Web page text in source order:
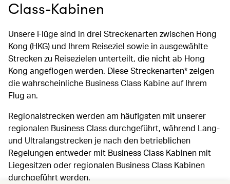
Class-Kabinen
Unsere Flüge sind in drei Streckenarten zwischen Hong
Kong (HKG) und Ihrem Reiseziel sowie in ausgewählte
Strecken zu Reisezielen unterteilt, die nicht ab Hong
Kong angeflogen werden. Diese Streckenarten* zeigen
die wahrscheinliche Business Class Kabine auf Ihrem
Flug an.
Regionalstrecken werden am häufigsten mit unserer
regionalen Business Class durchgeführt, während Lang-
und Ultralangstrecken je nach den betrieblichen
Regelungen entweder mit Business Class Kabinen mit
Liegesitzen oder regionalen Business Class Kabinen
durchgeführt werden.